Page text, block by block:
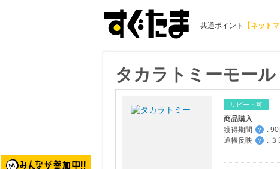
共通ポイント 【ネットマ
タカラトミーモール
リピート可
商品購入
獲得期間
？ : 90
通帳反映
？ :